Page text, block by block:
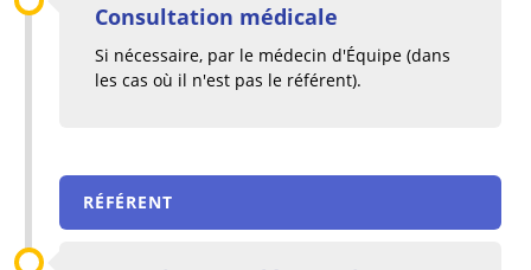
Consultation médicale
Si nécessaire, par le médecin d'Équipe (dans
les cas où il n'est pas le référent).
RÉFÉRENT